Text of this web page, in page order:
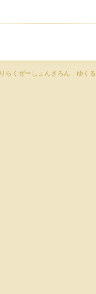
りらくぜーしょんさろん ゆくる